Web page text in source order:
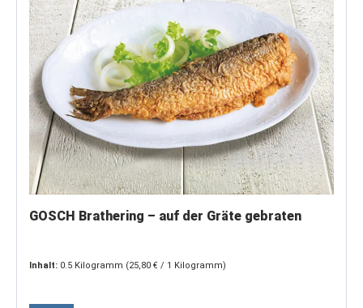
GOSCH Brathering – auf der Gräte gebraten
Inhalt: 0.5 Kilogramm (25,80 € / 1 Kilogramm)